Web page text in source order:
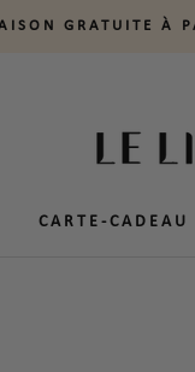
GRATUITE À
CARTE-CADEAU
CARTE-CADEAU